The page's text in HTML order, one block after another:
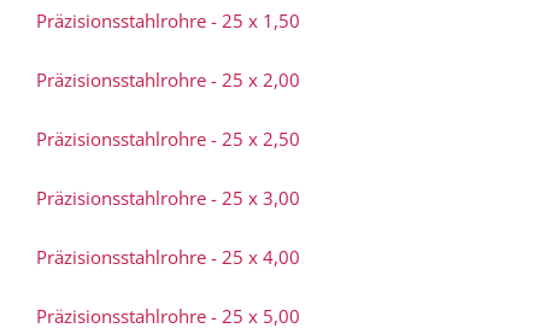
Präzisionsstahlrohre - 25 x 1,50
Präzisionsstahlrohre - 25 x 2,00
Präzisionsstahlrohre - 25 x 2,50
Präzisionsstahlrohre - 25 x 3,00
Präzisionsstahlrohre - 25 x 4,00
Präzisionsstahlrohre - 25 x 5,00